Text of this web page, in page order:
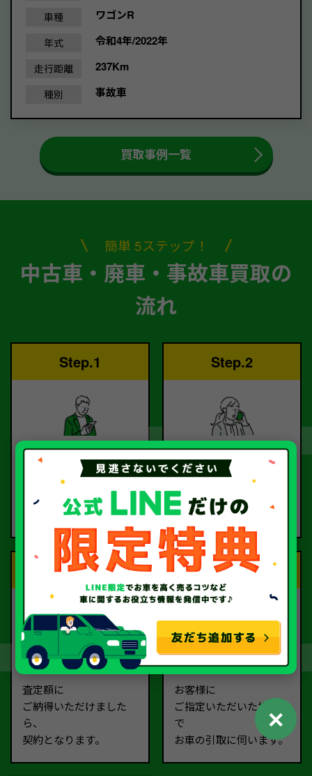
車種 ワゴンR
年式 令和4年/2022年
走行距離 237Km
種別 事故車
買取事例一覧
簡単 5ステップ！
中古車・廃車・事故車買取の
流れ
Step.1
ご依頼
お電話または査定フォー
ムより
ご依頼ください。
Step.2
査定
査定のプロが
お電話で回答いたしま
す。
Step.3
契約
査定額に
ご納得いただけました
ら、
契約となります。
Step.4
お引取り
お客様に
ご指定いただいた場所ま
で
お車の引取に伺います。
✕